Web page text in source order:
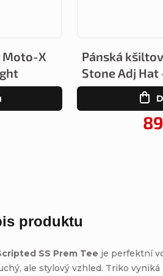
Moto-X
Pánská
Stone Adj Hat
produktu
SS Prem Tee je perfektní
ale stylový vzhled. Triko vyniká